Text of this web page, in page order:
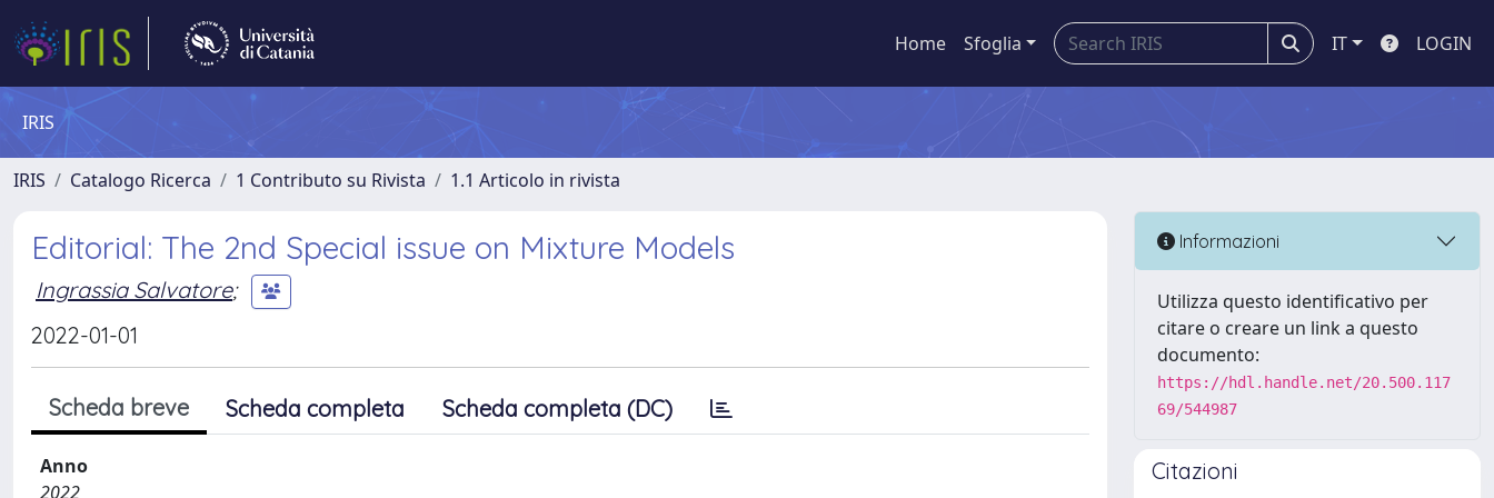
Home Sfoglia IT LOGIN
IRIS
IRIS Catalogo Ricerca 1 Contributo su Rivista 1.1 Articolo in rivista
Editorial: The 2nd Special issue on Mixture Models
Ingrassia Salvatore;
2022-01-01
Scheda breve Scheda completa Scheda completa (DC)
Anno
2022
Informazioni
Utilizza questo identificativo per
citare o creare un link a questo
documento:
https://hdl.handle.net/20.500.117
69/544987
Citazioni